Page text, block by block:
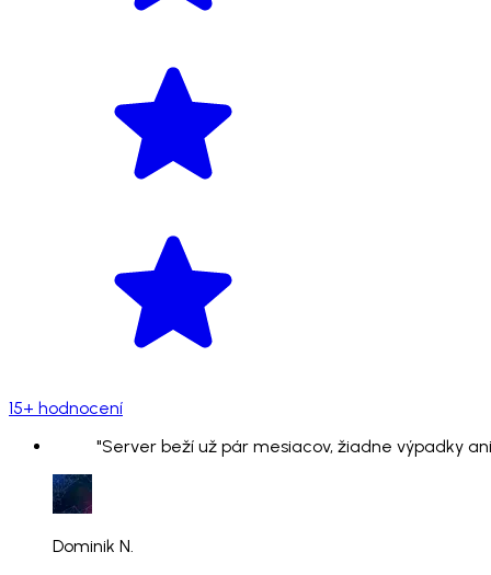
15+ hodnocení
"Server beží už pár mesiacov, žiadne výpadky
Dominik N.